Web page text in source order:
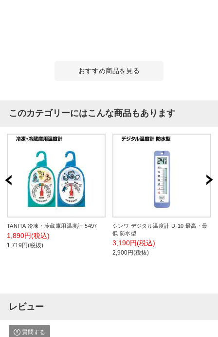
おすすめ商品を見る
このカテゴリーにはこんな商品もあります
TANITA 冷凍・冷蔵庫用温度計 5497
1,890円(税込)
1,719円(税抜)
シンワ デジタル温度計 D-10 最高・最
低 防水型
3,190円(税込)
2,900円(税抜)
レビュー
質問する